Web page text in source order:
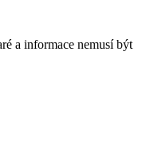
a informace nemusí být